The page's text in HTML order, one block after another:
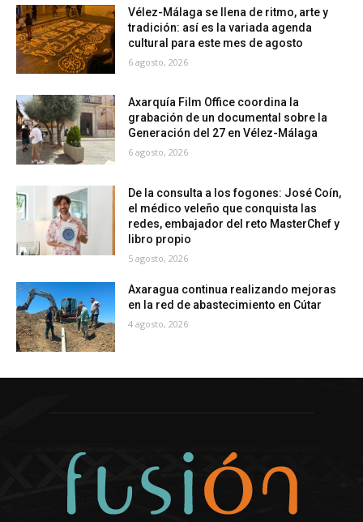
Vélez-Málaga se llena de ritmo, arte y
tradición: así es la variada agenda
cultural para este mes de agosto
6 agosto, 2026
Axarquía Film Office coordina la
grabación de un documental sobre la
Generación del 27 en Vélez-Málaga
6 agosto, 2026
De la consulta a los fogones: José Coín,
el médico veleño que conquista las
redes, embajador del reto MasterChef y
libro propio
5 agosto, 2026
Axaragua continua realizando mejoras
en la red de abastecimiento en Cútar
4 agosto, 2026